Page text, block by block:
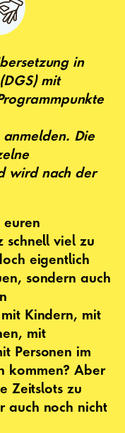
in
mit
Die
wird nach der
euren
schnell viel zu
eigentlich
sondern auch
Kindern, mit
mit
Personen im
kommen? Aber
Zeitslots zu
auch noch nicht